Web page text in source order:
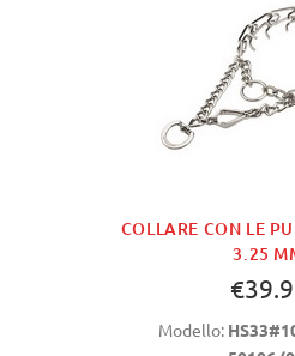
COLLARE CON LE
3.25
Modello: